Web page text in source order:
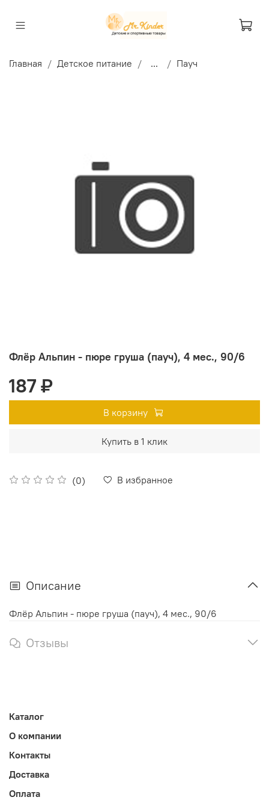
Главная Детское питание ... Пауч
Флёр Альпин - пюре груша (пауч), 4 мес., 90/6
(0) В избранное
187 ₽
В корзину
Купить в 1 клик
Описание
Флёр Альпин - пюре груша (пауч), 4 мес., 90/6
Отзывы
Каталог
О компании
Контакты
Доставка
Оплата